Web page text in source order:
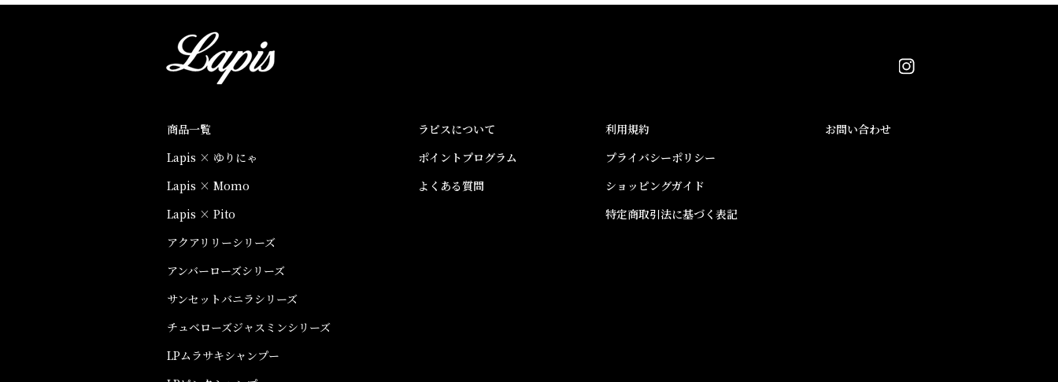
商品一覧
Lapis × ゆりにゃ
Lapis × Momo
Lapis × Pito
アクアリリーシリーズ
アンバーローズシリーズ
サンセットバニラシリーズ
チュベローズジャスミンシリーズ
LPムラサキシャンプー
ラピスについて
ポイントプログラム
よくある質問
利用規約
プライバシーポリシー
ショッピングガイド
特定商取引法に基づく表記
お問い合わせ